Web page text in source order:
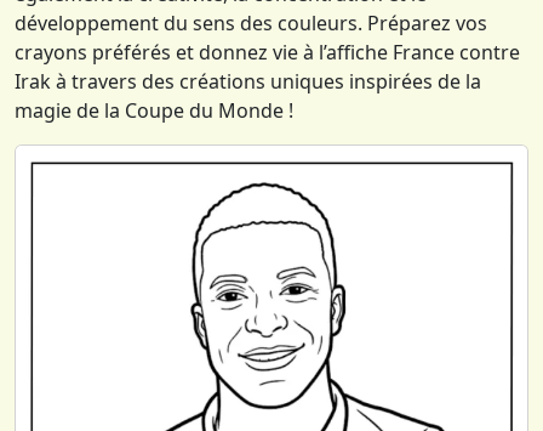
développement du sens des couleurs. Préparez vos
crayons préférés et donnez vie à l’affiche France contre
Irak à travers des créations uniques inspirées de la
magie de la Coupe du Monde !